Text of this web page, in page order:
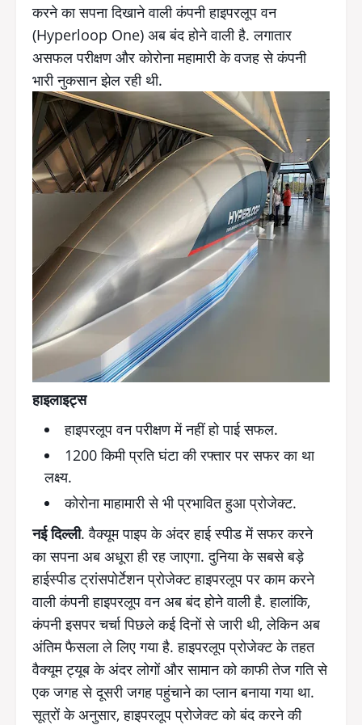
करने का सपना दिखाने वाली कंपनी हाइपरलूप वन
(Hyperloop One) अब बंद होने वाली है. लगातार
असफल परीक्षण और कोरोना महामारी के वजह से कंपनी
भारी नुकसान झेल रही थी.
हाइलाइट्स
हाइपरलूप वन परीक्षण में नहीं हो पाई सफल.
1200 किमी प्रति घंटा की रफ्तार पर सफर का था
लक्ष्य.
कोरोना माहामारी से भी प्रभावित हुआ प्रोजेक्ट.
नई दिल्ली. वैक्यूम पाइप के अंदर हाई स्पीड में सफर करने
का सपना अब अधूरा ही रह जाएगा. दुनिया के सबसे बड़े
हाईस्पीड ट्रांसपोर्टेशन प्रोजेक्ट हाइपरलूप पर काम करने
वाली कंपनी हाइपरलूप वन अब बंद होने वाली है. हालांकि,
कंपनी इसपर चर्चा पिछले कई दिनों से जारी थी, लेकिन अब
अंतिम फैसला ले लिए गया है. हाइपरलूप प्रोजेक्ट के तहत
वैक्यूम ट्यूब के अंदर लोगों और सामान को काफी तेज गति से
एक जगह से दूसरी जगह पहुंचाने का प्लान बनाया गया था.
सूत्रों के अनुसार, हाइपरलूप प्रोजेक्ट को बंद करने की